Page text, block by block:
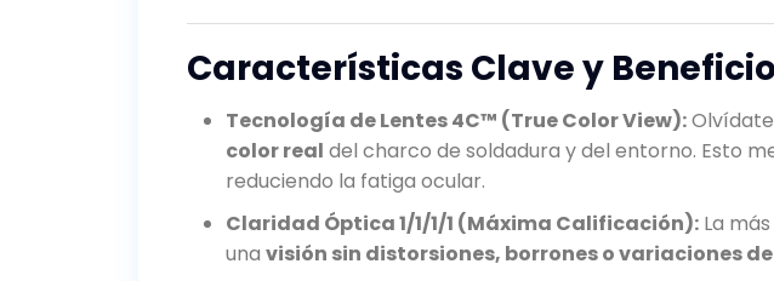
Características Clave y
Tecnología de Lentes 4C™ (True Color View):
color real del charco de soldadura y del entorno. Esto
reduciendo la fatiga ocular.
Claridad Óptica 1/1/1/1 (Máxima Calificación): La
una visión sin distorsiones, borrones o variaciones